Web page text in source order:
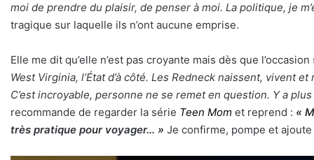
moi de prendre du plaisir, de penser à moi. La politique, je
tragique sur laquelle ils n’ont aucune emprise.
Elle me dit qu’elle n’est pas croyante mais dès que
West Virginia, l’État d’à côté. Les Redneck naissent, vivent
C’est incroyable, personne ne se remet en question. Y a
recommande de regarder la série Teen Mom et reprend : «
très pratique pour voyager… » Je confirme, pompe et